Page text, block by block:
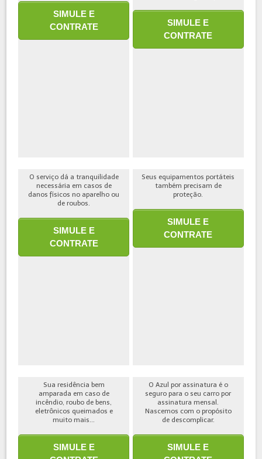
SIMULE E
CONTRATE
SIMULE E
CONTRATE
O serviço dá a tranquilidade
necessária em casos de
danos físicos no aparelho ou
de roubos.
SIMULE E
CONTRATE
Seus equipamentos portáteis
também precisam de
proteção.
SIMULE E
CONTRATE
Sua residência bem
amparada em caso de
incêndio, roubo de bens,
eletrônicos queimados e
muito mais...
SIMULE E
O Azul por assinatura é o
seguro para o seu carro por
assinatura mensal.
Nascemos com o propósito
de descomplicar.
SIMULE E